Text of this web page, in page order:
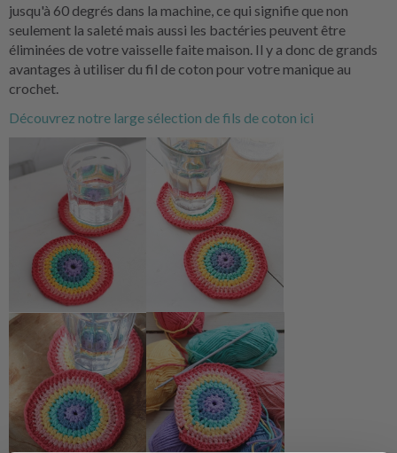
jusqu'à 60 degrés dans la machine, ce qui signifie que non
seulement la saleté mais aussi les bactéries peuvent être
éliminées de votre vaisselle faite maison. Il y a donc de grands
avantages à utiliser du fil de coton pour votre manique au
crochet.
Découvrez notre large sélection de fils de coton ici